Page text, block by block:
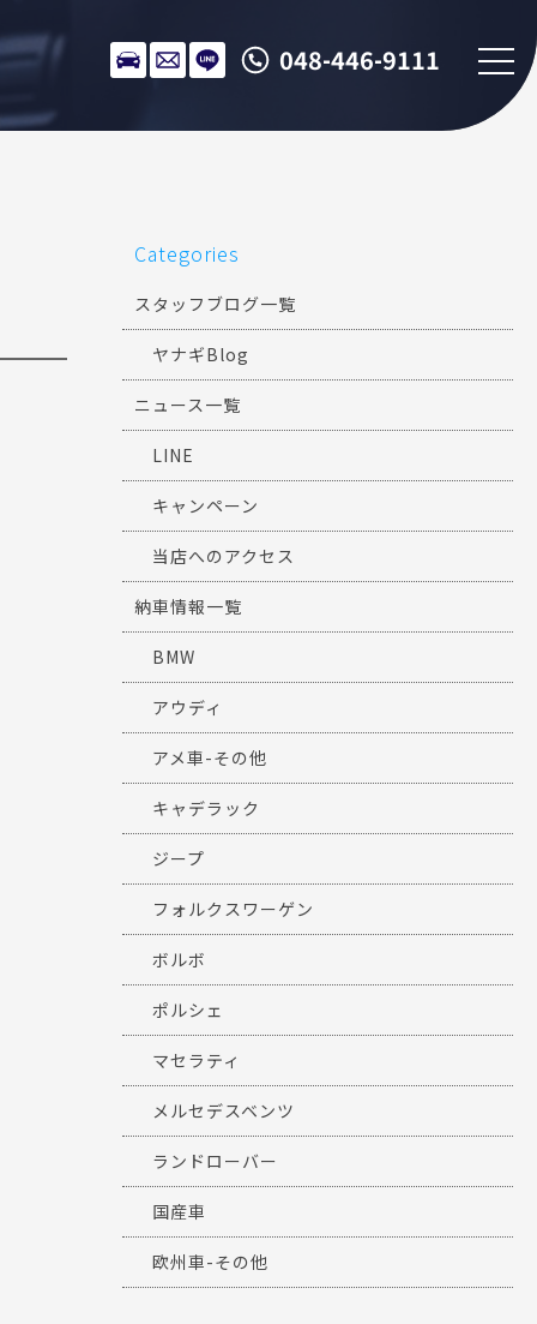
048-446-9111
Categories
スタッフブログ一覧
ヤナギBlog
ニュース一覧
LINE
キャンペーン
当店へのアクセス
納車情報一覧
BMW
アウディ
アメ車-その他
キャデラック
ジープ
フォルクスワーゲン
ボルボ
ポルシェ
マセラティ
メルセデスベンツ
ランドローバー
国産車
欧州車-その他